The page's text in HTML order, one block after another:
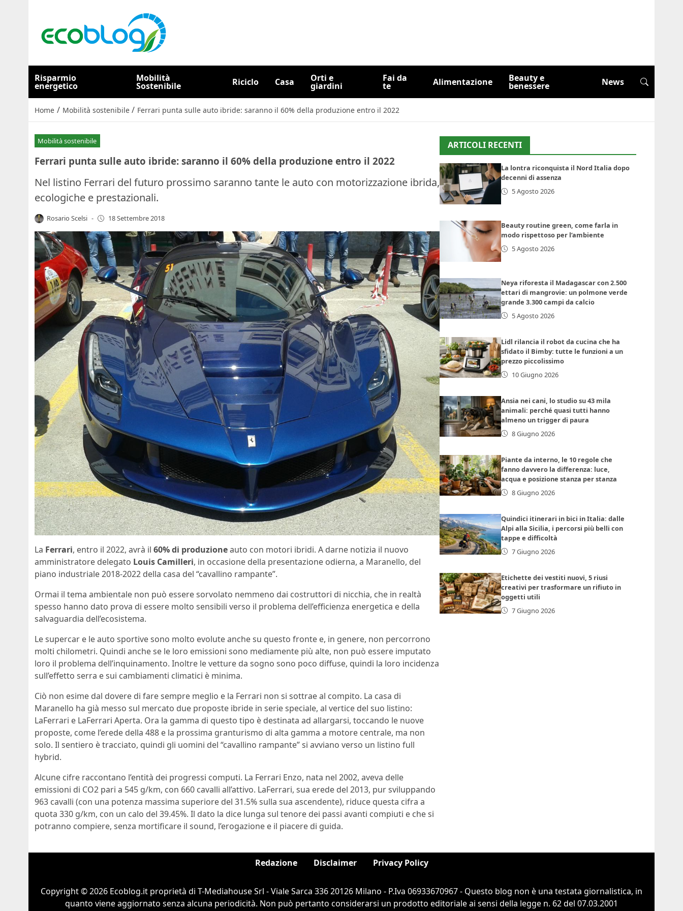
Risparmio
energetico
Mobilità
Sostenibile Riciclo Casa Orti e
giardini
Fai da
te Alimentazione Beauty e
benessere News
Home / Mobilità sostenibile / Ferrari punta sulle auto ibride: saranno il 60% della produzione entro il 2022
Mobilità sostenibile
Ferrari punta sulle auto ibride: saranno il 60% della produzione entro il 2022
Nel listino Ferrari del futuro prossimo saranno tante le auto con motorizzazione ibrida,
ecologiche e prestazionali.
Rosario Scelsi - 18 Settembre 2018
La Ferrari, entro il 2022, avrà il 60% di produzioneauto con motori ibridi. A darne notizia il nuovo
amministratore delegato Louis Camilleri, in occasione della presentazione odierna, a Maranello, del
piano industriale 2018-2022 della casa del “cavallino rampante”.
Ormai il tema ambientale non può essere sorvolato nemmeno dai costruttori di nicchia, che in realtà
spesso hanno dato prova di essere molto sensibili verso il problema dell’efficienza energetica e della
salvaguardia dell’ecosistema.
Le supercar e le auto sportive sono molto evolute anche su questo fronte e, in genere, non percorrono
molti chilometri. Quindi anche se le loro emissioni sono mediamente più alte, non può essere imputato
loro il problema dell’inquinamento. Inoltre le vetture da sogno sono poco diffuse, quindi la loro incidenza
sull’effetto serra e sui cambiamenti climatici è minima.
Ciò non esime dal dovere di fare sempre meglio e la Ferrari non si sottrae al compito. La casa di
Maranello ha già messo sul mercato due proposte ibride in serie speciale, al vertice del suo listino:
LaFerrari e LaFerrari Aperta. Ora la gamma di questo tipo è destinata ad allargarsi, toccando le nuove
proposte, come l’erede della 488 e la prossima granturismo di alta gamma a motore centrale, ma non
solo. Il sentiero è tracciato, quindi gli uomini del “cavallino rampante” si avviano verso un listino full
hybrid.
Alcune cifre raccontano l’entità dei progressi computi. La Ferrari Enzo, nata nel 2002, aveva delle
emissioni di CO2 pari a 545 g/km, con 660 cavalli all’attivo. LaFerrari, sua erede del 2013, pur sviluppando
963 cavalli (con una potenza massima superiore del 31.5% sulla sua ascendente), riduce questa cifra a
quota 330 g/km, con un calo del 39.45%. Il dato la dice lunga sul tenore dei passi avanti compiuti e che si
potranno compiere, senza mortificare il sound, l’erogazione e il piacere di guida.
ARTICOLI RECENTI
La lontra riconquista il Nord Italia dopo
decenni di assenza
5 Agosto 2026
Beauty routine green, come farla in
modo rispettoso per l’ambiente
5 Agosto 2026
Neya riforesta il Madagascar con 2.500
ettari di mangrovie: un polmone verde
grande 3.300 campi da calcio
5 Agosto 2026
Lidl rilancia il robot da cucina che ha
sfidato il Bimby: tutte le funzioni a un
prezzo piccolissimo
10 Giugno 2026
Ansia nei cani, lo studio su 43 mila
animali: perché quasi tutti hanno
almeno un trigger di paura
8 Giugno 2026
Piante da interno, le 10 regole che
fanno davvero la differenza: luce,
acqua e posizione stanza per stanza
8 Giugno 2026
Quindici itinerari in bici in Italia: dalle
Alpi alla Sicilia, i percorsi più belli con
tappe e difficoltà
7 Giugno 2026
Etichette dei vestiti nuovi, 5 riusi
creativi per trasformare un rifiuto in
oggetti utili
7 Giugno 2026
Redazione Disclaimer Privacy Policy
Copyright © 2026 Ecoblog.it proprietà di T-Mediahouse Srl - Viale Sarca 336 20126 Milano - P.Iva 06933670967 - Questo blog non è una testata giornalistica, in
quanto viene aggiornato senza alcuna periodicità. Non può pertanto considerarsi un prodotto editoriale ai sensi della legge n. 62 del 07.03.2001